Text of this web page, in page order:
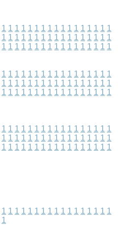
1 1 1 1 1 1 1 1 1 1 1 1 1 1 1 1 1
1 1 1 1 1 1 1 1 1 1 1 1 1 1 1 1 1
1 1 1 1 1 1 1 1 1 1 1 1 1 1 1 1 1
1 1 1 1 1 1 1 1 1 1 1 1 1 1 1 1 1
1 1 1 1 1 1 1 1 1 1 1 1 1 1 1 1 1
1 1 1 1 1 1 1 1 1 1 1 1 1 1 1 1 1
1 1 1 1 1 1 1 1 1 1 1 1 1 1 1 1 1
1 1 1 1 1 1 1 1 1 1 1 1 1 1 1 1 1
1 1 1 1 1 1 1 1 1 1 1 1 1 1 1 1 1
1 1 1 1 1 1 1 1 1 1 1 1 1 1 1 1 1
1